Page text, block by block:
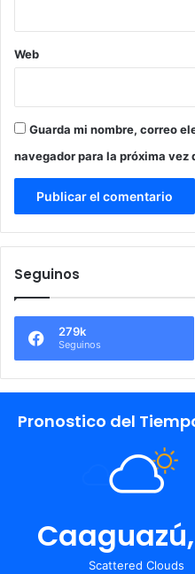
Web
Guarda mi nombre, correo
navegador para la próxima vez
Seguinos
279k
Seguinos
Pronostico del
Caaguazú,
Scattered Clouds